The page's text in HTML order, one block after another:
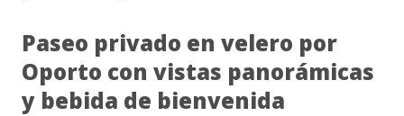
Paseo privado en velero por
Oporto con vistas panorámicas
y bebida de bienvenida